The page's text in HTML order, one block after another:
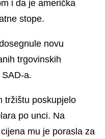
i da je američka
stope.
novu
trgovinskih
a.
tržištu poskupjelo
po unci. Na
mu je porasla za